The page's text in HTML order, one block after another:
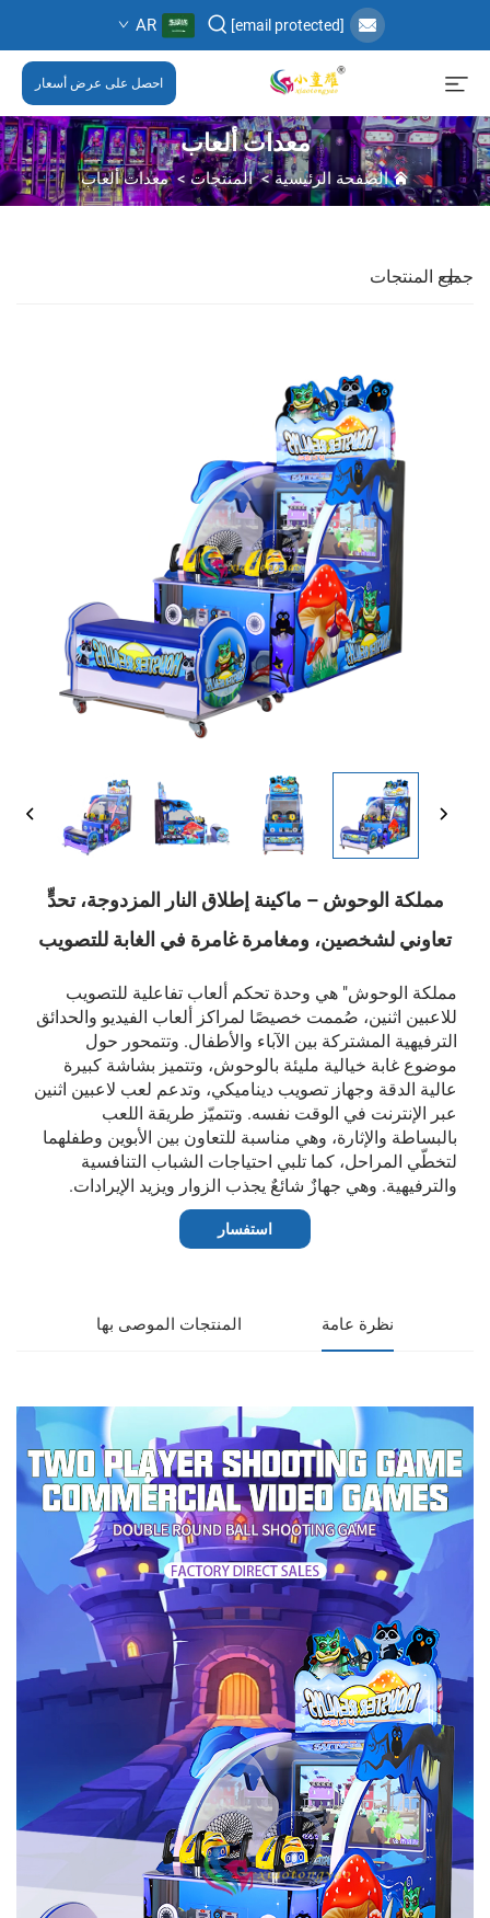
[email protected]
AR
احصل على عرض أسعار
معدات ألعاب
الصفحة الرئيسية>المنتجات >معدات ألعاب
جميع المنتجات
مملكة الوحوش – ماكينة إطلاق النار المزدوجة، تحدٍّ
تعاوني لشخصين، ومغامرة غامرة في الغابة للتصويب
مملكة الوحوش" هي وحدة تحكم ألعاب تفاعلية للتصويب
للاعبين اثنين، صُممت خصيصًا لمراكز ألعاب الفيديو والحدائق
الترفيهية المشتركة بين الآباء والأطفال. وتتمحور حول
موضوع غابة خيالية مليئة بالوحوش، وتتميز بشاشة كبيرة
عالية الدقة وجهاز تصويب ديناميكي، وتدعم لعب لاعبين اثنين
عبر الإنترنت في الوقت نفسه. وتتميّز طريقة اللعب
بالبساطة والإثارة، وهي مناسبة للتعاون بين الأبوين وطفلهما
لتخطّي المراحل، كما تلبي احتياجات الشباب التنافسية
والترفيهية. وهي جهازٌ شائعٌ يجذب الزوار ويزيد الإيرادات.
استفسار
نظرة عامة المنتجات الموصى بها